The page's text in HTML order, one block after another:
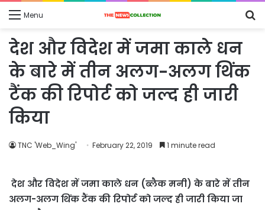
Menu
देश और विदेश में जमा काले धन
के बारे में तीन अलग-अलग थिंक
टैंक की रिपोर्ट को जल्द ही जारी
किया
TNC 'Web_Wing' February 22, 2019 1 minute read
देश और विदेश में जमा काले धन (ब्लैक मनी) के बारे में तीन
अलग-अलग थिंक टैंक की रिपोर्ट को जल्द ही जारी किया जा